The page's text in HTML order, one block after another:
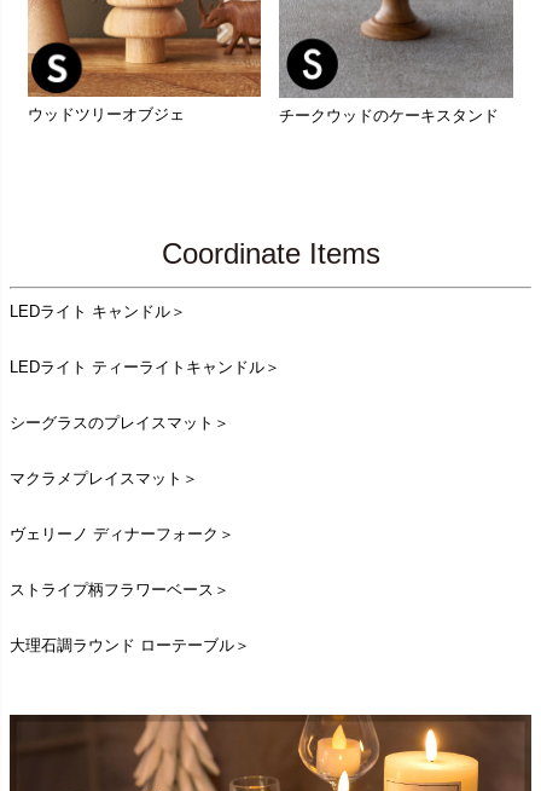
ウッドツリーオブジェ チークウッドのケーキスタンド
Coordinate Items
LEDライト キャンドル＞
LEDライト ティーライトキャンドル＞
シーグラスのプレイスマット＞
マクラメプレイスマット＞
ヴェリーノ ディナーフォーク＞
ストライプ柄フラワーベース＞
大理石調ラウンド ローテーブル＞